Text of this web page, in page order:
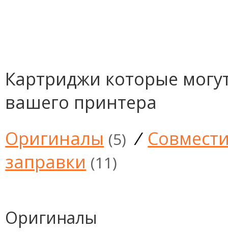
Картриджи которые
вашего принтера
Оригиналы (5) /
заправки (11)
Оригиналы